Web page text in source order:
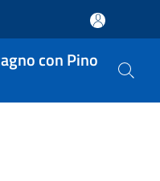
con Pino